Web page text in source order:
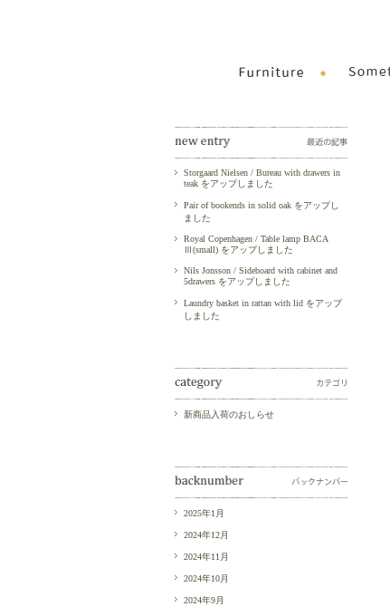
Storgaard Nielsen / Bureau with drawers in
teak をアップしました
Pair of bookends in solid oak をアップし
ました
Royal Copenhagen / Table lamp BACA
Ⅲ(small) をアップしました
Nils Jonsson / Sideboard with cabinet and
5drawers をアップしました
Laundry basket in rattan with lid をアップ
しました
新商品入荷のおしらせ
2025年1月
2024年12月
2024年11月
2024年10月
2024年9月